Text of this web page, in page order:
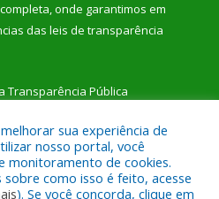
completa, onde garantimos em
das leis de transparência
Transparência Pública
a Prefeitura Municipal de Dom
sua experiência de
nosso portal, você
monitoramento de cookies.
como isso é feito, acesse
). Se você concorda, clique em